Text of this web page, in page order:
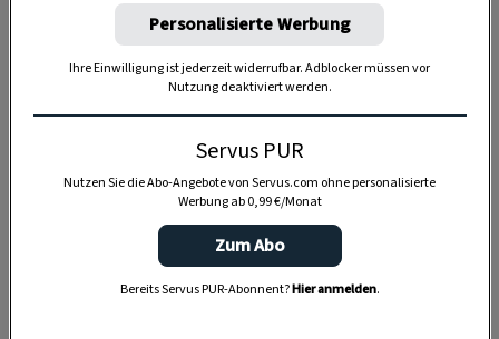
40 Minuten
Personalisierte Werbung
Ihre Einwilligung ist jederzeit widerrufbar. Adblocker müssen vor
Nutzung deaktiviert werden.
Servus PUR
Nutzen Sie die Abo-Angebote von Servus.com ohne personalisierte
Werbung ab 0,99 €/Monat
Zum Abo
Bereits Servus PUR-Abonnent?Hier anmelden.